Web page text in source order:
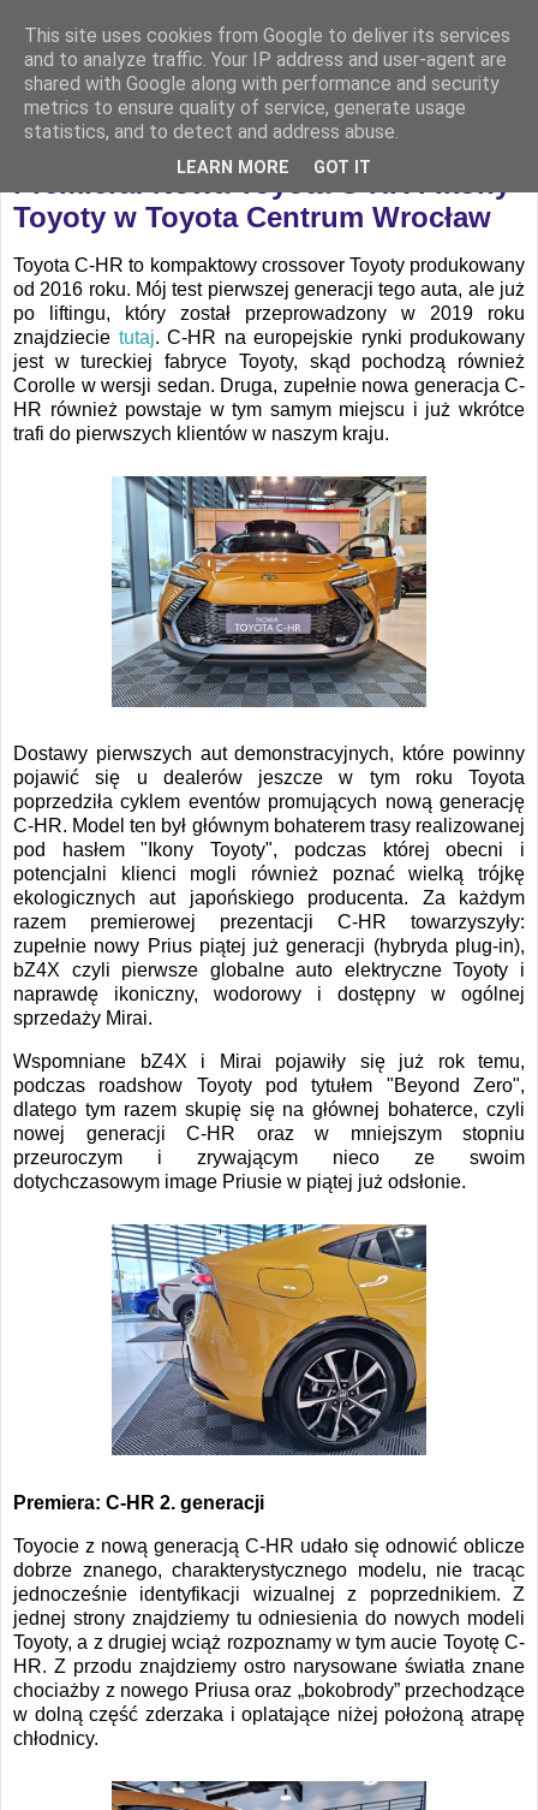
Premiera: Nowa Toyota C-HR i Ikony
Toyoty w Toyota Centrum Wrocław
Toyota C-HR to kompaktowy crossover Toyoty produkowany
od 2016 roku. Mój test pierwszej generacji tego auta, ale już
po liftingu, który został przeprowadzony w 2019 roku
znajdziecie tutaj. C-HR na europejskie rynki produkowany
jest w tureckiej fabryce Toyoty, skąd pochodzą również
Corolle w wersji sedan. Druga, zupełnie nowa generacja C-
HR również powstaje w tym samym miejscu i już wkrótce
trafi do pierwszych klientów w naszym kraju.
Dostawy pierwszych aut demonstracyjnych, które powinny
pojawić się u dealerów jeszcze w tym roku Toyota
poprzedziła cyklem eventów promujących nową generację
C-HR. Model ten był głównym bohaterem trasy realizowanej
pod hasłem "Ikony Toyoty", podczas której obecni i
potencjalni klienci mogli również poznać wielką trójkę
ekologicznych aut japońskiego producenta. Za każdym
razem premierowej prezentacji C-HR towarzyszyły:
zupełnie nowy Prius piątej już generacji (hybryda plug-in),
bZ4X czyli pierwsze globalne auto elektryczne Toyoty i
naprawdę ikoniczny, wodorowy i dostępny w ogólnej
sprzedaży Mirai.
Wspomniane bZ4X i Mirai pojawiły się już rok temu,
podczas roadshow Toyoty pod tytułem "Beyond Zero",
dlatego tym razem skupię się na głównej bohaterce, czyli
nowej generacji C-HR oraz w mniejszym stopniu
przeuroczym i zrywającym nieco ze swoim
dotychczasowym image Priusie w piątej już odsłonie.
Premiera: C-HR 2. generacji
Toyocie z nową generacją C-HR udało się odnowić oblicze
dobrze znanego, charakterystycznego modelu, nie tracąc
jednocześnie identyfikacji wizualnej z poprzednikiem. Z
jednej strony znajdziemy tu odniesienia do nowych modeli
Toyoty, a z drugiej wciąż rozpoznamy w tym aucie Toyotę C-
HR. Z przodu znajdziemy ostro narysowane światła znane
chociażby z nowego Priusa oraz „bokobrody” przechodzące
w dolną część zderzaka i oplatające niżej położoną atrapę
chłodnicy.
This site uses cookies from Google to deliver its services
and to analyze traffic. Your IP address and user-agent are
shared with Google along with performance and security
metrics to ensure quality of service, generate usage
statistics, and to detect and address abuse.
LEARN MORE GOT IT